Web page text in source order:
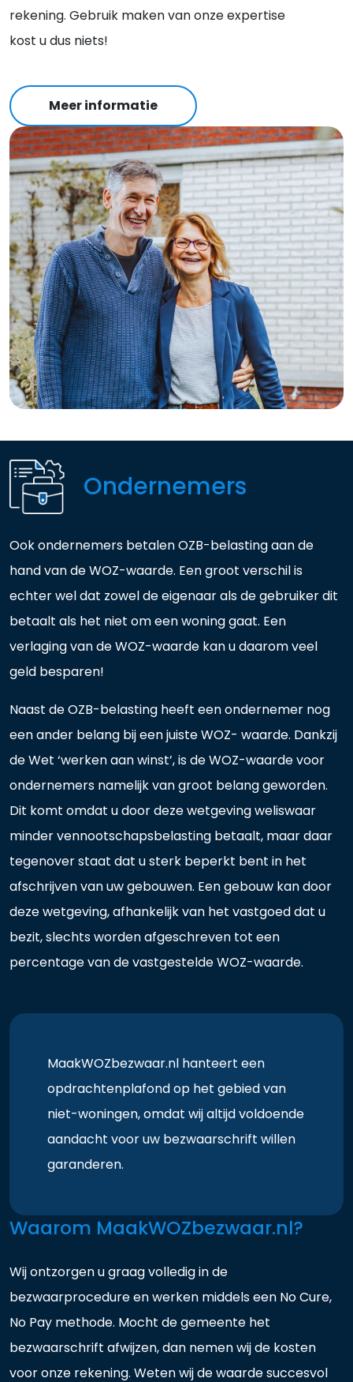
rekening. Gebruik maken van onze expertise
kost u dus niets!
Meer informatie
Ondernemers
Ook ondernemers betalen OZB-belasting aan de
hand van de WOZ-waarde. Een groot verschil is
echter wel dat zowel de eigenaar als de gebruiker dit
betaalt als het niet om een woning gaat. Een
verlaging van de WOZ-waarde kan u daarom veel
geld besparen!
Naast de OZB-belasting heeft een ondernemer nog
een ander belang bij een juiste WOZ- waarde. Dankzij
de Wet ‘werken aan winst’, is de WOZ-waarde voor
ondernemers namelijk van groot belang geworden.
Dit komt omdat u door deze wetgeving weliswaar
minder vennootschapsbelasting betaalt, maar daar
tegenover staat dat u sterk beperkt bent in het
afschrijven van uw gebouwen. Een gebouw kan door
deze wetgeving, afhankelijk van het vastgoed dat u
bezit, slechts worden afgeschreven tot een
percentage van de vastgestelde WOZ-waarde.
MaakWOZbezwaar.nl hanteert een
opdrachtenplafond op het gebied van
niet-woningen, omdat wij altijd voldoende
aandacht voor uw bezwaarschrift willen
garanderen.
Waarom MaakWOZbezwaar.nl?
Wij ontzorgen u graag volledig in de
bezwaarprocedure en werken middels een No Cure,
No Pay methode. Mocht de gemeente het
bezwaarschrift afwijzen, dan nemen wij de kosten
voor onze rekening. Weten wij de waarde succesvol